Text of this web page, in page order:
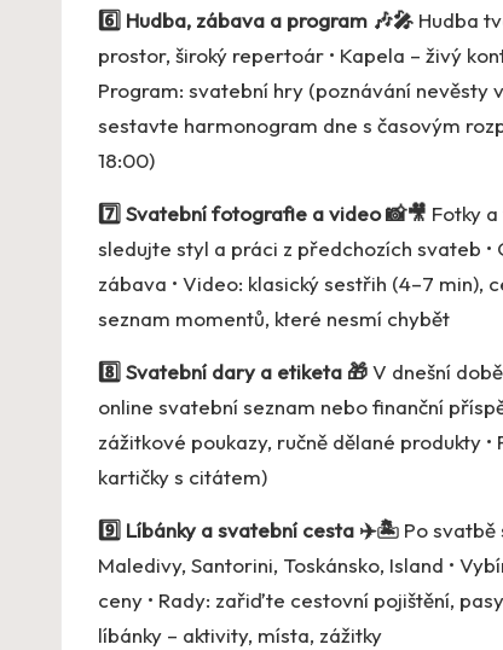
6️⃣ Hudba, zábava a program 🎶🎤 Hudba
prostor, široký repertoár • Kapela – živý
Program: svatební hry (poznávání nevěsty
sestavte harmonogram dne s časovým
18:00)
7️⃣ Svatební fotografie a video 📸🎥 Fotky
sledujte styl a práci z předchozích svateb
zábava • Video: klasický sestřih (4–7
seznam momentů, které nesmí chybět
8️⃣ Svatební dary a etiketa 🎁V dnešní
online svatební seznam nebo finanční
zážitkové poukazy, ručně dělané produkty
kartičky s citátem)
9️⃣ Líbánky a svatební cesta ✈️🏝️ Po svatbě
Maledivy, Santorini, Toskánsko, Island •
ceny • Rady: zařiďte cestovní pojištění,
líbánky – aktivity, místa, zážitky